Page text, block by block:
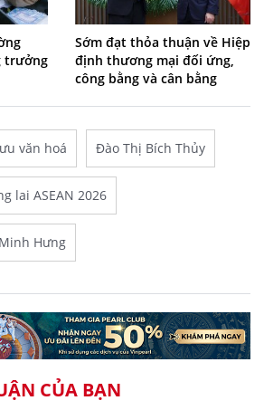
trưởng
Sớm đạt thỏa thuận về Hiệp
định thương mại đối ứng,
công bằng và cân bằng
văn hoá Đào Thị Bích Thủy
lai ASEAN 2026
Hưng
CỦA BẠN